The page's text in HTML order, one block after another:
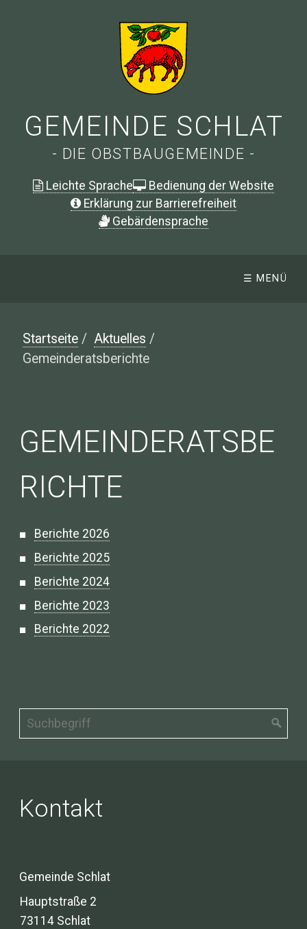
GEMEINDE SCHLAT
- DIE OBSTBAUGEMEINDE -
Leichte Sprache
Bedienung der Website
Erklärung zur Barrierefreiheit
Gebärdensprache
☰ MENÜ
Startseite / Aktuelles /
Gemeinderatsberichte
GEMEINDERATSBE
RICHTE
Berichte 2026
Berichte 2025
Berichte 2024
Berichte 2023
Berichte 2022
Kontakt
Gemeinde Schlat
Hauptstraße 2
73114 Schlat